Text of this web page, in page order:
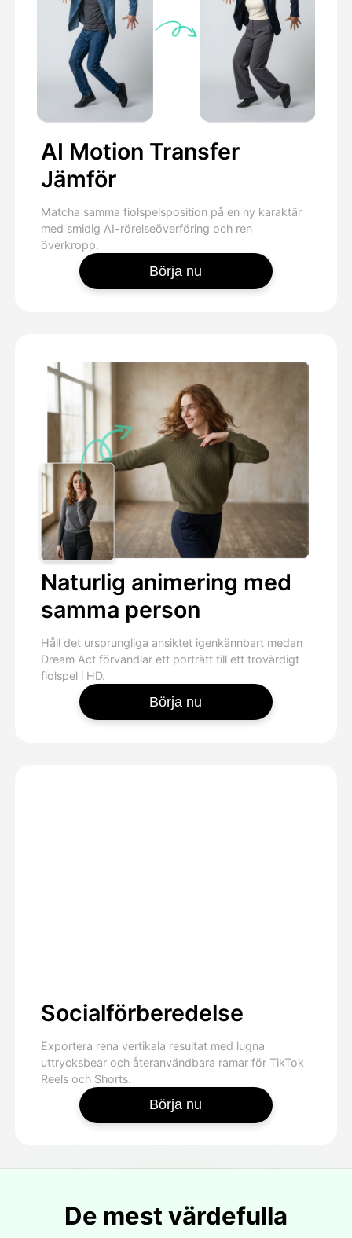
AI Motion Transfer
Jämför
Matcha samma fiolspelsposition på en ny karaktär
med smidig AI-rörelseöverföring och ren
överkropp.
Börja nu
Naturlig animering med
samma person
Håll det ursprungliga ansiktet igenkännbart medan
Dream Act förvandlar ett porträtt till ett trovärdigt
fiolspel i HD.
Börja nu
Socialförberedelse
Exportera rena vertikala resultat med lugna
uttrycksbear och återanvändbara ramar för TikTok
Reels och Shorts.
Börja nu
De mest värdefulla